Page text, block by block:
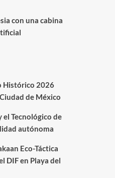
con una cabina
Histórico 2026
de México
el Tecnológico de
autónoma
Eco-Táctica
DIF en Playa del